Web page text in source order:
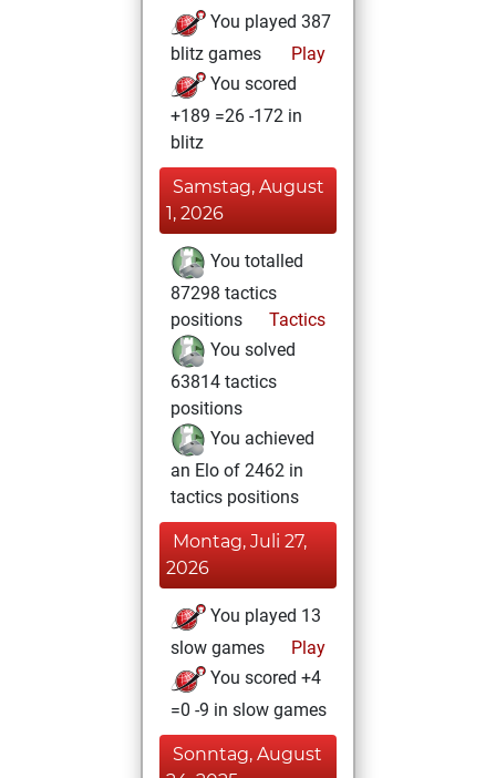
You played 387
blitz games
Play
You scored
+189 =26 -172 in
blitz
Samstag, August
1, 2026
You totalled
87298 tactics
positions
Tactics
You solved
63814 tactics
positions
You achieved
an Elo of 2462 in
tactics positions
Montag, Juli 27,
2026
You played 13
slow games
Play
You scored +4
=0 -9 in slow games
Sonntag, August